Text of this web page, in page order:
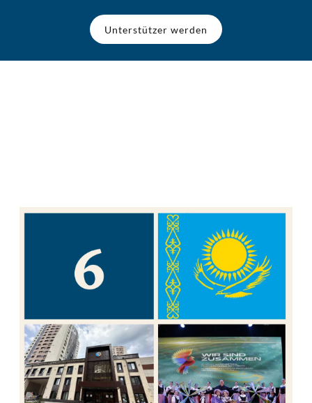
Unterstützer werden